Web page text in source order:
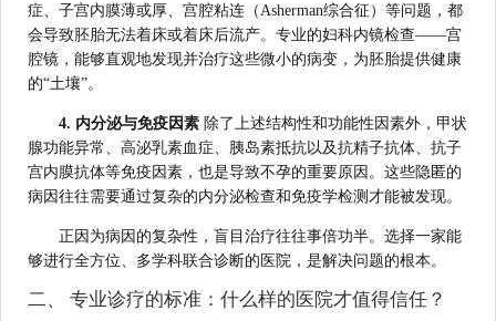
症、子宫内膜薄或厚、宫腔粘连（Asherman综合征）等问题，都
会导致胚胎无法着床或着床后流产。专业的妇科内镜检查——宫
腔镜，能够直观地发现并治疗这些微小的病变，为胚胎提供健康
的“土壤”。
4. 内分泌与免疫因素 除了上述结构性和功能性因素外，甲状
腺功能异常、高泌乳素血症、胰岛素抵抗以及抗精子抗体、抗子
宫内膜抗体等免疫因素，也是导致不孕的重要原因。这些隐匿的
病因往往需要通过复杂的内分泌检查和免疫学检测才能被发现。
正因为病因的复杂性，盲目治疗往往事倍功半。选择一家能
够进行全方位、多学科联合诊断的医院，是解决问题的根本。
二、 专业诊疗的标准：什么样的医院才值得信任？